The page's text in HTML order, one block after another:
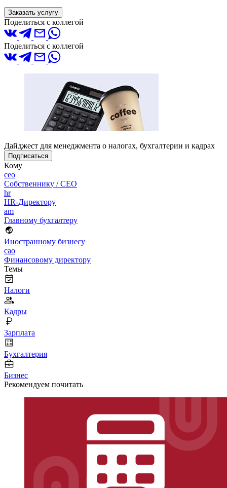
Заказать услугу
Поделиться с коллегой
Поделиться с коллегой
Дайджест для менеджмента о налогах, бухгалтерии и кадрах
Подписаться
Кому
ceo
Собственнику / CEO
hr
HR-Директору
am
Главному бухгалтеру
Иностранному бизнесу
cao
Финансовому директору
Темы
Налоги
Кадры
Зарплата
Бухгалтерия
Бизнес
Рекомендуем почитать